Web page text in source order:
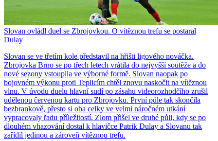
Slovan ovládl duel se Zbrojovkou. O vítěznou trefu se postaral
Dulay
Slovan se ve třetím kole představil na hřišti ligového nováčka.
Zbrojovka Brno se po třech letech vrátila do nejvyšší soutěže a do
nové sezony vstoupila ve výborné formě. Slovan naopak po
bojovném výkonu proti Teplicím chtěl znovu naskočit na vítěznou
vlnu. V úvodu duelu hlavní sudí po zásahu videorozhodčího zrušil
udělenou červenou kartu pro Zbrojovku. První půle tak skončila
bezbrankově, přesto si oba celky ve velmi náročném utkání
vypracovaly řadu příležitostí. Zlom přišel ve druhé půli, kdy se po
dlouhém vhazování dostal k hlavičce Patrik Dulay a Slovanu tak
zařídil jedinou a zároveň vítěznou trefu.